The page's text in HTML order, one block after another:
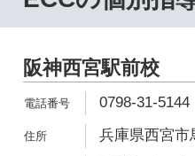
阪神西宮駅前校
0798-31-5144
兵庫県西宮市